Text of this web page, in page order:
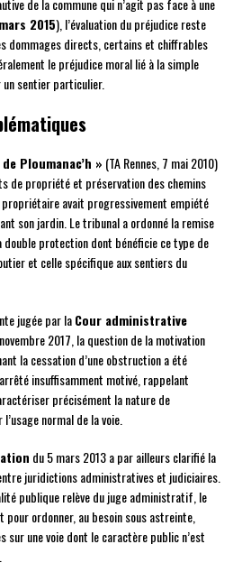
2015), l’évaluation du préjudice reste
dommages directs, certains et chiffrables
le préjudice moral lié à la simple
sentier particulier.
Ploumanac’h » (TA Rennes, 7 mai 2010)
de propriété et préservation des chemins
avait progressivement empiété
son jardin. Le tribunal a ordonné la remise
protection dont bénéficie ce type de
et celle spécifique aux sentiers du
jugée par laCour administrative
2017, la question de la motivation
la cessation d’une obstruction a été
insuffisamment motivé, rappelant
précisément la nature de
normal de la voie.
du 5 mars 2013 a par ailleurs clarifié la
juridictions administratives et judiciaires.
publique relève du juge administratif, le
ordonner, au besoin sous astreinte,
sur une voie dont le caractère public n’est